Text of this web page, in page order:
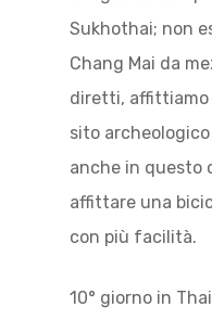
Sukhothai; non
Chang Mai da
diretti, affittiamo
sito
anche in questo
affittare una
con più facilità.
10° giorno in